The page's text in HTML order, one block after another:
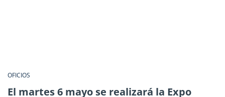
OFICIOS
El martes 6 mayo se realizará la Expo